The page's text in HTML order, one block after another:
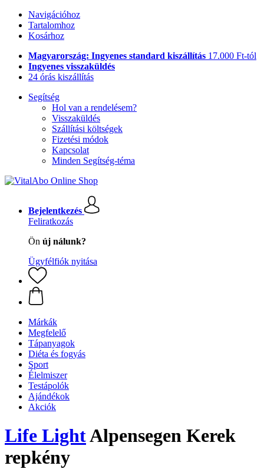
Navigációhoz
Tartalomhoz
Kosárhoz
Magyarország: Ingyenes standard kiszállítás 17.000 Ft-tól
Ingyenes visszaküldés
24 órás kiszállítás
Segítség
Hol van a rendelésem?
Visszaküldés
Szállítási költségek
Fizetési módok
Kapcsolat
Minden Segítség-téma
Bejelentkezés
Feliratkozás
Ön új nálunk?
Ügyfélfiók nyitása
Márkák
Megfelelő
Tápanyagok
Diéta és fogyás
Sport
Élelmiszer
Testápolók
Ajándékok
Akciók
Life LightAlpensegen Kerek
repkény